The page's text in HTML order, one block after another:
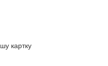
картку